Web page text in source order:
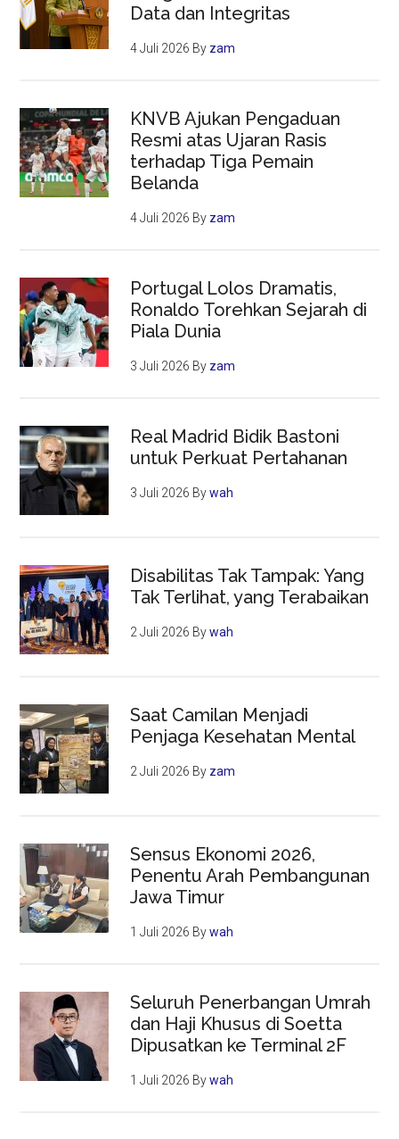
Data dan Integritas
4 Juli 2026 By zam
KNVB Ajukan Pengaduan
Resmi atas Ujaran Rasis
terhadap Tiga Pemain
Belanda
4 Juli 2026 By zam
Portugal Lolos Dramatis,
Ronaldo Torehkan Sejarah di
Piala Dunia
3 Juli 2026 By zam
Real Madrid Bidik Bastoni
untuk Perkuat Pertahanan
3 Juli 2026 Bywah
Disabilitas Tak Tampak: Yang
Tak Terlihat, yang Terabaikan
2 Juli 2026 Bywah
Saat Camilan Menjadi
Penjaga Kesehatan Mental
2 Juli 2026 By zam
Sensus Ekonomi 2026,
Penentu Arah Pembangunan
Jawa Timur
1 Juli 2026 Bywah
Seluruh Penerbangan Umrah
dan Haji Khusus di Soetta
Dipusatkan ke Terminal 2F
1 Juli 2026 Bywah